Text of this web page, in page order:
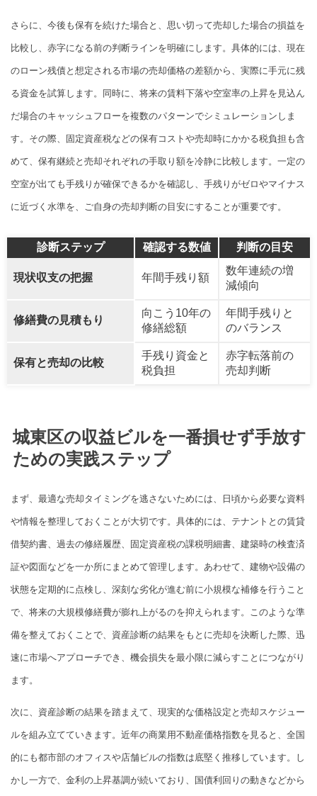
さらに、今後も保有を続けた場合と、思い切って売却した場合の損益を
比較し、赤字になる前の判断ラインを明確にします。具体的には、現在
のローン残債と想定される市場の売却価格の差額から、実際に手元に残
る資金を試算します。同時に、将来の賃料下落や空室率の上昇を見込ん
だ場合のキャッシュフローを複数のパターンでシミュレーションしま
す。その際、固定資産税などの保有コストや売却時にかかる税負担も含
めて、保有継続と売却それぞれの手取り額を冷静に比較します。一定の
空室が出ても手残りが確保できるかを確認し、手残りがゼロやマイナス
に近づく水準を、ご自身の売却判断の目安にすることが重要です。
診断ステップ 確認する数値 判断の目安
現状収支の把握 年間手残り額
数年連続の増
減傾向
修繕費の見積もり
向こう10年の
修繕総額
年間手残りと
のバランス
保有と売却の比較
手残り資金と
税負担
赤字転落前の
売却判断
城東区の収益ビルを一番損せず手放す
ための実践ステップ
まず、最適な売却タイミングを逃さないためには、日頃から必要な資料
や情報を整理しておくことが大切です。具体的には、テナントとの賃貸
借契約書、過去の修繕履歴、固定資産税の課税明細書、建築時の検査済
証や図面などを一か所にまとめて管理します。あわせて、建物や設備の
状態を定期的に点検し、深刻な劣化が進む前に小規模な補修を行うこと
で、将来の大規模修繕費が膨れ上がるのを抑えられます。このような準
備を整えておくことで、資産診断の結果をもとに売却を決断した際、迅
速に市場へアプローチでき、機会損失を最小限に減らすことにつながり
ます。
次に、資産診断の結果を踏まえて、現実的な価格設定と売却スケジュー
ルを組み立てていきます。近年の商業用不動産価格指数を見ると、全国
的にも都市部のオフィスや店舗ビルの指数は底堅く推移しています。し
かし一方で、金利の上昇基調が続いており、国債利回りの動きなどから